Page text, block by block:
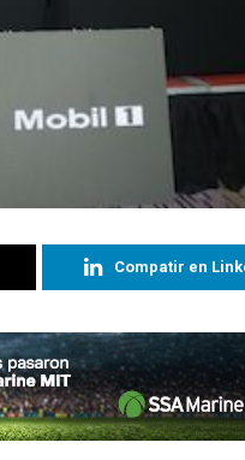
Compatir en